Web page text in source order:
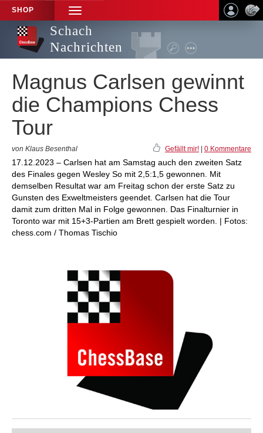
SHOP
TOGGLE
NAVIGATION
Schach
Nachrichten
Magnus Carlsen gewinnt
die Champions Chess
Tour
von Klaus Besenthal Gefällt mir! 0 Kommentare
17.12.2023 – Carlsen hat am Samstag auch den zweiten Satz
des Finales gegen Wesley So mit 2,5:1,5 gewonnen. Mit
demselben Resultat war am Freitag schon der erste Satz zu
Gunsten des Exweltmeisters geendet. Carlsen hat die Tour
damit zum dritten Mal in Folge gewonnen. Das Finalturnier in
Toronto war mit 15+3-Partien am Brett gespielt worden. | Fotos:
chess.com / Thomas Tischio